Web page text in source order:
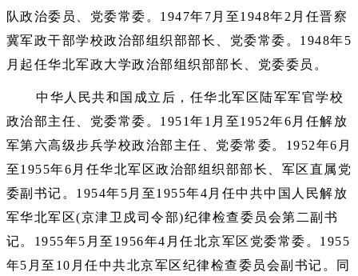
队政治委员、党委常委。1947年7月至1948年2月任晋察
冀军政干部学校政治部组织部部长、党委常委。1948年5
月起任华北军政大学政治部组织部部长、党委委员。
中华人民共和国成立后，任华北军区陆军军官学校
政治部主任、党委常委。1951年1月至1952年6月任解放
军第六高级步兵学校政治部主任、党委常委。1952年6月
至1955年6月任华北军区政治部组织部部长、军区直属党
委副书记。1954年5月至1955年4月任中共中国人民解放
军华北军区(京津卫戍司令部)纪律检查委员会第二副书
记。1955年5月至1956年4月任北京军区党委常委。1955
年5月至10月任中共北京军区纪律检查委员会副书记。同